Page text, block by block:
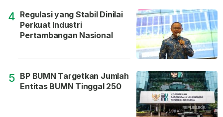
4 Regulasi yang Stabil Dinilai
Perkuat Industri
Pertambangan Nasional
5 BP BUMN Targetkan Jumlah
Entitas BUMN Tinggal 250